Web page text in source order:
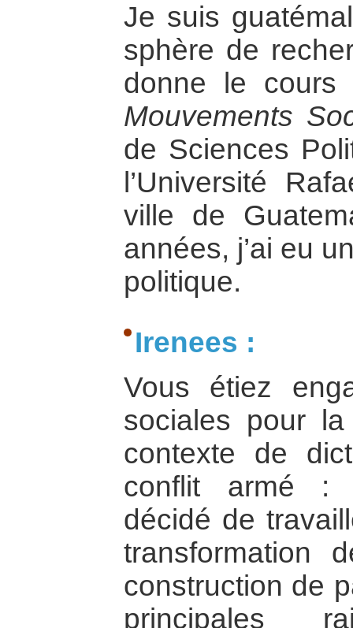
Je suis
sphère de
donne le
Mouvements
de Sciences
l’Université
ville de
années, j’ai eu
politique.
Irenees :
Vous étiez
sociales pour
contexte de
conflit armé :
décidé de
transformation
construction de
principales